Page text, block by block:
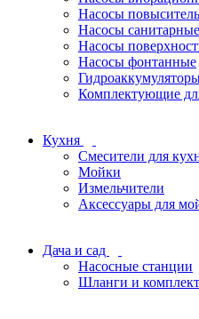
Насосы
Насосы санитарные
Насосы
Насосы фонтанные
Комплектующие
Кухня
Смесители для
Мойки
Измельчители
Аксессуары для
Дача и сад
Насосные станции
Шланги и